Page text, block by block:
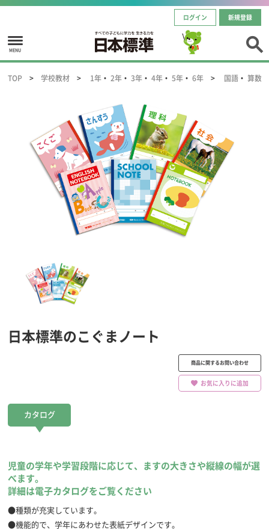
ログイン 新規登録
MENU
TOP 学校教材 1年 ・ 2年 ・ 3年 ・ 4年 ・ 5年 ・ 6年 国語 ・ 算数
日本標準のこぐまノート
商品に関するお問い合わせ
お気に入りに追加
カタログ
児童の学年や学習段階に応じて、ますの大きさや縦線の幅が選
べます。
詳細は電子カタログをご覧ください
●種類が充実しています。
●機能的で、学年にあわせた表紙デザインです。